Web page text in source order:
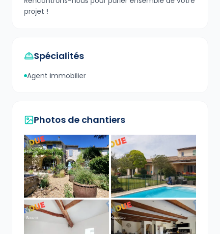
projet !
Spécialités
Agent immobilier
Photos de chantiers